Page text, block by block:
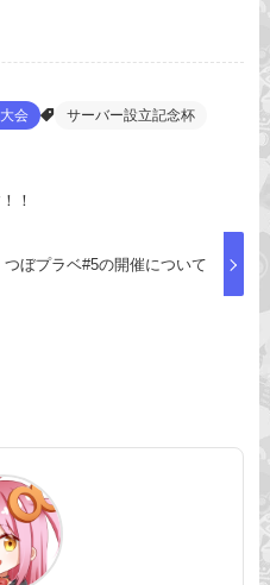
会 サーバー設立記念杯
！
つぼプラベ#5の開催について